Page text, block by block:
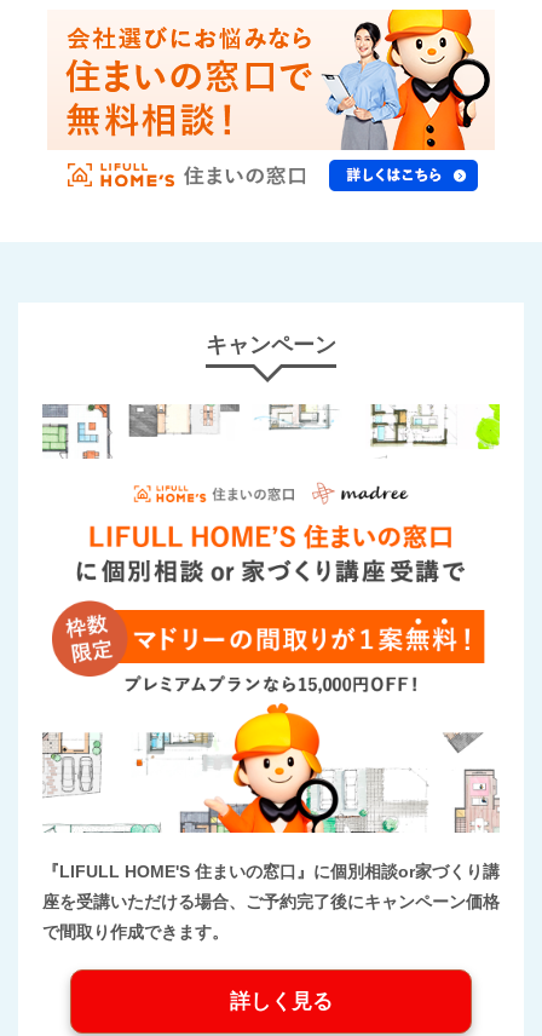
キャンペーン
『LIFULL HOME'S 住まいの窓口』に個別相談or家づくり講
座を受講いただける場合、ご予約完了後にキャンペーン価格
で間取り作成できます。
詳しく見る